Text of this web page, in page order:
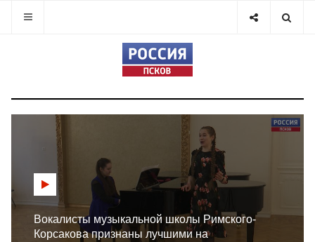
Вокалисты музыкальной школы Римского-
Корсакова признаны лучшими на